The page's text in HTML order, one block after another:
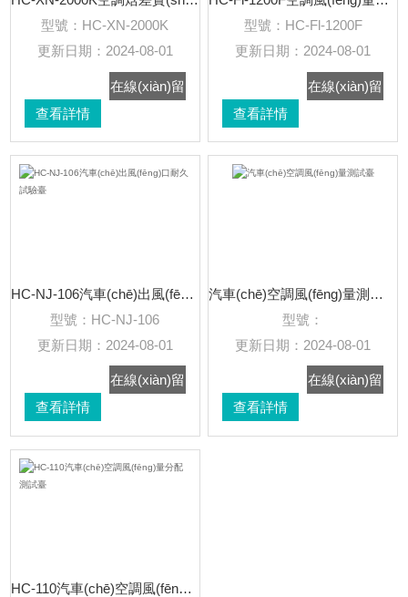
型號： HC-XN-2000K
更新日期： 2024-08-01
查看詳情
在線(xiàn)留
型號： HC-Fl-1200F
更新日期： 2024-08-01
查看詳情
在線(xiàn)留
HC-NJ-106汽車(chē)出風(fēng)口耐久試驗臺
型號： HC-NJ-106
更新日期： 2024-08-01
查看詳情
在線(xiàn)留
汽車(chē)空調風(fēng)量測試臺
型號：
更新日期： 2024-08-01
查看詳情
在線(xiàn)留
HC-110汽車(chē)空調風(fēng)量分配測試臺